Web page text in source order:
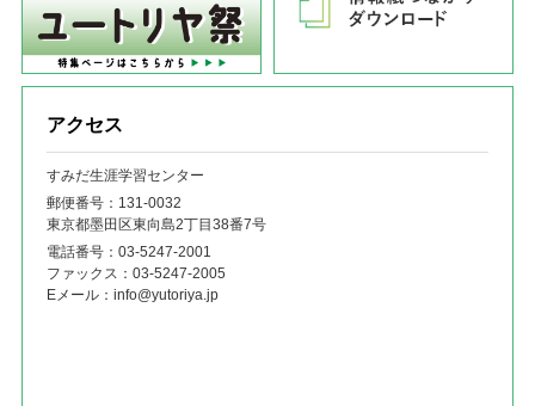
アクセス
すみだ生涯学習センター
郵便番号：131‐0032
東京都墨田区東向島2丁目38番7号
電話番号： 03-5247-2001
ファックス： 03-5247-2005
Eメール： info@yutoriya.jp